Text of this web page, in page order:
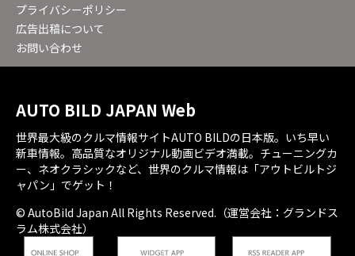
プライバシーポリシー
広告出稿について
お問い合わせ
AUTO BILD JAPAN Web
世界最大級のクルマ情報サイトAUTO BILDの日本版。いち早い
新車情報。高品質なオリジナル動画ビデオ満載。チューニングカ
ー、ネオクラシックなど、世界のクルマ情報は「アウトビルトジ
ャパン」でゲット！
© AutoBild Japan All Rights Reserved.（運営会社：グランドス
ラム株式会社）